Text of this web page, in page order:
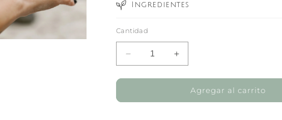
Ingredientes
Cantidad
Reducir
cantidad
para
Moisturizer
Aumentar
cantidad
para
Deep
Moisturizer
Agregar al carrito